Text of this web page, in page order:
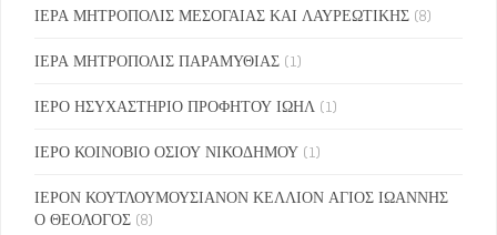
ΙΕΡΑ ΜΗΤΡΟΠΟΛΙΣ ΜΕΣΟΓΑΙΑΣ ΚΑΙ ΛΑΥΡΕΩΤΙΚΗΣ (8)
ΙΕΡΑ ΜΗΤΡΟΠΟΛΙΣ ΠΑΡΑΜΥΘΙΑΣ (1)
ΙΕΡΟ ΗΣΥΧΑΣΤΗΡΙΟ ΠΡΟΦΗΤΟΥ ΙΩΗΛ (1)
ΙΕΡΟ ΚΟΙΝΟΒΙΟ ΟΣΙΟΥ ΝΙΚΟΔΗΜΟΥ (1)
ΙΕΡΟΝ ΚΟΥΤΛΟΥΜΟΥΣΙΑΝΟΝ ΚΕΛΛΙΟΝ ΑΓΙΟΣ ΙΩΑΝΝΗΣ
Ο ΘΕΟΛΟΓΟΣ (8)